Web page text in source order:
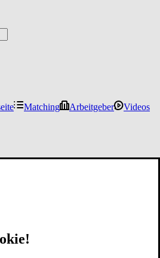
Matching Arbeitgeber
Videos